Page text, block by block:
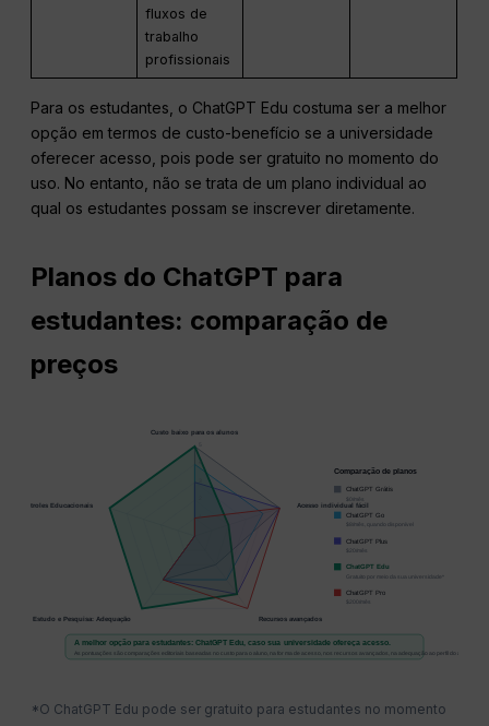
fluxos de
trabalho
profissionais
Para os estudantes, o ChatGPT Edu costuma ser a melhor
opção em termos de custo-benefício se a universidade
oferecer acesso, pois pode ser gratuito no momento do
uso. No entanto, não se trata de um plano individual ao
qual os estudantes possam se inscrever diretamente.
Planos do ChatGPT para
estudantes: comparação de
preços
Custo baixo para os alunos
Acesso individual fácil
Recursos avançados
Estudo e Pesquisa: Adequação
/ Controles Educacionais
1
4
Comparação de planos
ChatGPT Grátis
$0/mês
ChatGPT Go
$8/mês, quando disponível
ChatGPT Plus
$20/mês
ChatGPT Edu
Gratuito por meio da sua universidade*
ChatGPT Pro
A melhor opção para estudantes: ChatGPT Edu, caso sua universidade ofereça acesso.
As pontuações são comparações editoriais baseadas no custo para o aluno, na forma de acesso, nos recursos avançados, na adequação ao perfil do aluno e nos
*O ChatGPT Edu pode ser gratuito para estudantes no momento